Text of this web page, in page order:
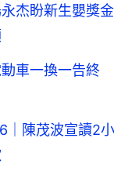
永杰盼新生嬰獎
動車一換一告終
｜陳茂波宣讀2